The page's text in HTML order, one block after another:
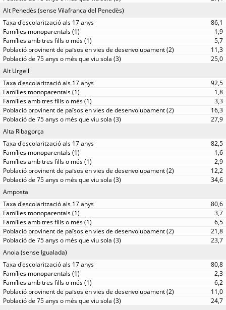
Alt Penedès (sense Vilafranca del Penedès)
86,1
1,9
5,7
11,3
25,0
Alt Urgell
92,5
1,8
3,3
16,3
27,9
Alta Ribagorça
82,5
1,6
2,9
12,2
34,6
Amposta
80,6
3,7
6,5
21,8
23,7
Anoia (sense Igualada)
80,8
2,3
6,2
11,0
24,7